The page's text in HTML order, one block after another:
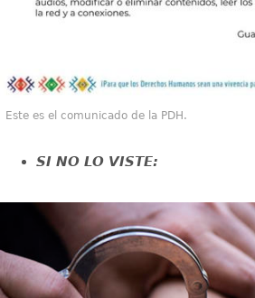
Este es el comunicado de la PDH.
SI NO LO VISTE: